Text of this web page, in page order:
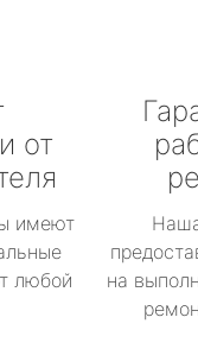
от
имеют
любой
на